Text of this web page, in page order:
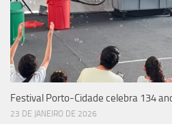
Festival Porto-Cidade celebra 134
23 DE JANEIRO DE 2026